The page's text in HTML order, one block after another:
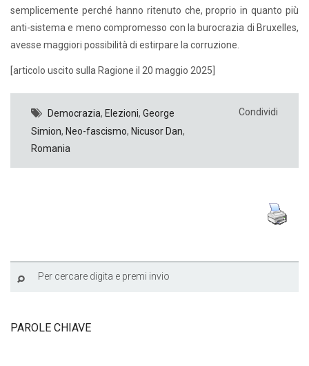
semplicemente perché hanno ritenuto che, proprio in quanto più
anti-sistema e meno compromesso con la burocrazia di Bruxelles,
avesse maggiori possibilità di estirpare la corruzione.
[articolo uscito sulla Ragione il 20 maggio 2025]
Democrazia, Elezioni, George
Simion, Neo-fascismo, Nicusor Dan,
Romania
Condividi
PAROLE CHIAVE